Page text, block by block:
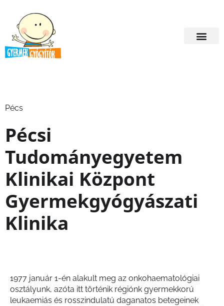
Pécs
Pécsi
Tudományegyetem
Klinikai Központ
Gyermekgyógyászati
Klinika
1977 január 1-én alakult meg az onkohaematológiai
osztályunk, azóta itt történik régiónk gyermekkorú
leukaemiás és rosszindulatú daganatos betegeinek